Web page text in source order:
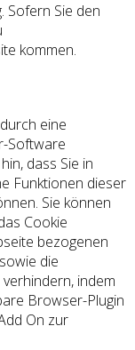
Sofern Sie den
kommen.
eine
Software
dass Sie in
Funktionen dieser
Sie können
Cookie
bezogenen
die
indem
Browser-Plugin
On zur